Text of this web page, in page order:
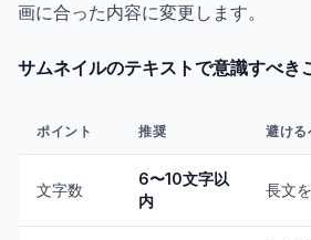
画に合った内容に変更します。
サムネイルのテキストで意識すべき
ポイント 推奨 避ける
文字数
6〜10文字以
内
長文